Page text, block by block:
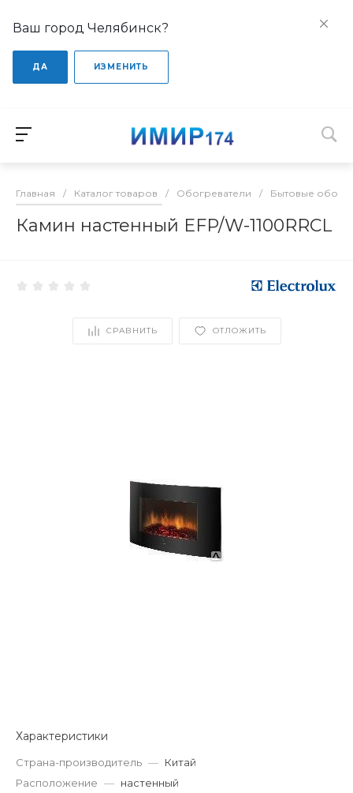
Ваш город Челябинск?
ДА ИЗМЕНИТЬ
Главная / Каталог товаров / Обогреватели / Бытовые
Камин настенный EFP/W-1100RRCL
СРАВНИТЬ ОТЛОЖИТЬ
Характеристики
Страна-производитель — Китай
Расположение — настенный